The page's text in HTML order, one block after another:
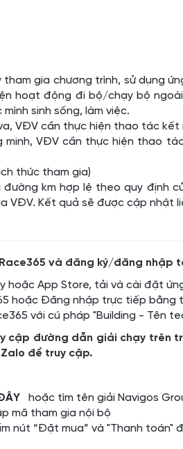
tham gia chương trình, sử dụng
hoạt động đi bộ/chạy bộ
sinh sống, làm việc.
VĐV cần thực hiện thao tác
minh, VĐV cần thực hiện thao
thức tham gia)
km hợp lệ theo quy định
VĐV. Kết quả sẽ được cập nhật
và đăng ký/đăng nhập
hoặc App Store, tải và cài đặt
hoặc Đăng nhập trực tiếp bằng
với cú pháp "Building - Tên
cập đường dẫn giải chạy trên
để truy cập.
hoặc tìm tên giải Navigos
mã tham gia nội bộ
nút “Đặt mua” và "Thanh toán"